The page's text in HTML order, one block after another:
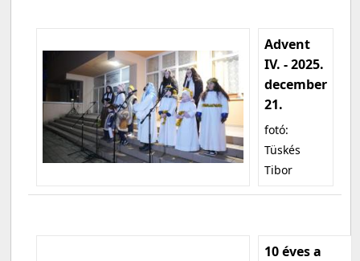
Advent
IV. - 2025.
december
21.
fotó:
Tüskés
Tibor
10 éves a